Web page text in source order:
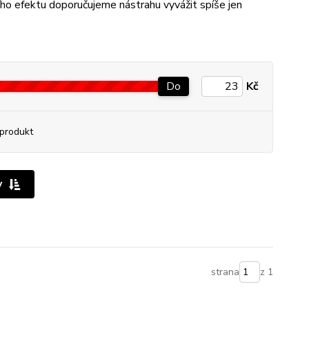
efektu doporučujeme nástrahu vyvážit spíše jen
Do Kč
strana z 1